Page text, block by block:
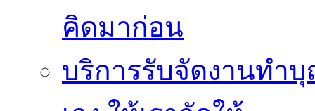
คิดมาก่อน
บริการรับจัดงานทำ